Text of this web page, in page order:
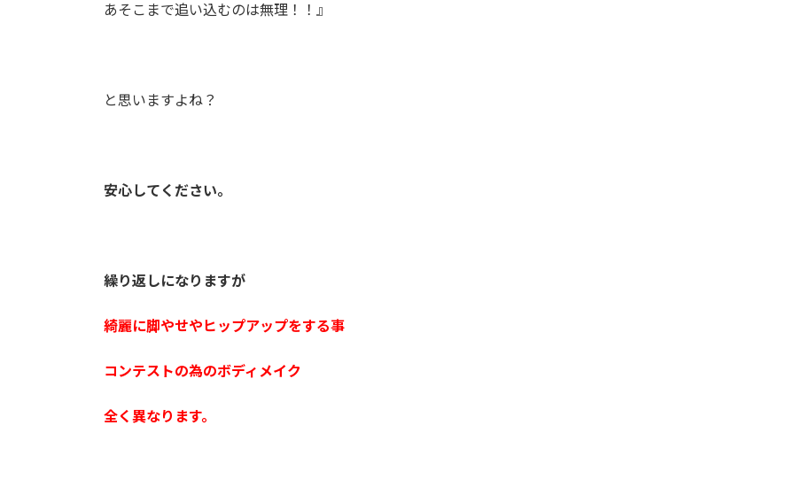
あそこまで追い込むのは無理！！』
と思いますよね？
安心してください。
繰り返しになりますが
綺麗に脚やせやヒップアップをする事
コンテストの為のボディメイク
全く異なります。